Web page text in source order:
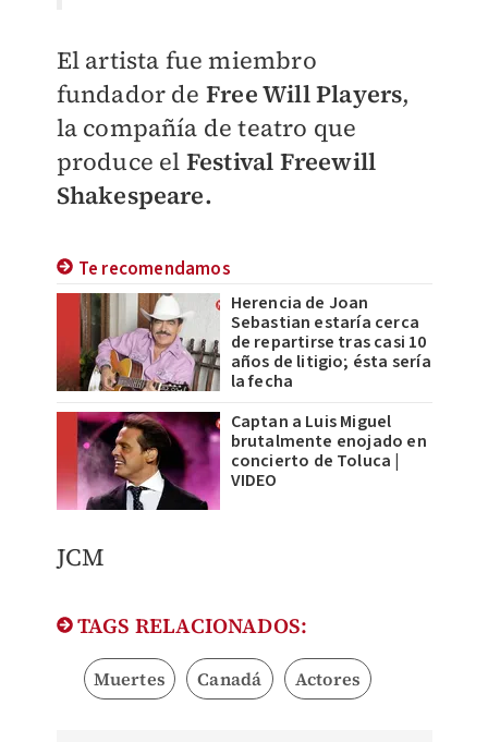
El artista fue miembro
fundador de Free Will Players,
la compañía de teatro que
produce el Festival Freewill
Shakespeare.
Te recomendamos
Herencia de Joan
Sebastian estaría cerca
de repartirse tras casi 10
años de litigio; ésta sería
la fecha
Captan a Luis Miguel
brutalmente enojado en
concierto de Toluca |
VIDEO
JCM
TAGS RELACIONADOS:
Muertes Canadá Actores